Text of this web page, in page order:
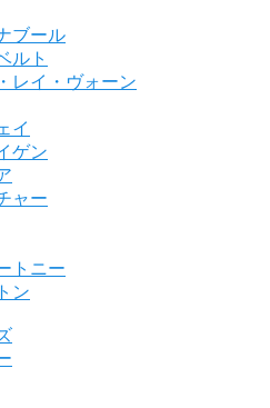
ブール
ルト
レイ・ヴォーン
イ
ゲン
ャー
トニー
ン